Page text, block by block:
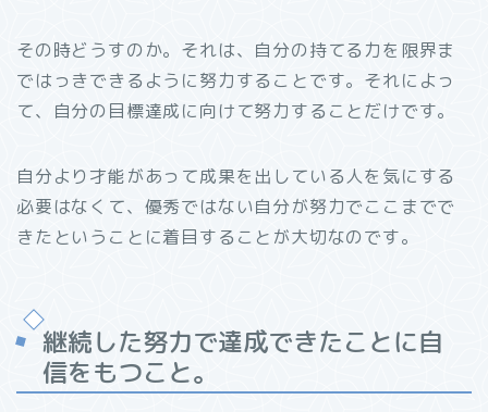
その時どうすのか。それは、自分の持てる力を限界ま
ではっきできるように努力することです。それによっ
て、自分の目標達成に向けて努力することだけです。
自分より才能があって成果を出している人を気にする
必要はなくて、優秀ではない自分が努力でここまでで
きたということに着目することが大切なのです。
継続した努力で達成できたことに自
信をもつこと。